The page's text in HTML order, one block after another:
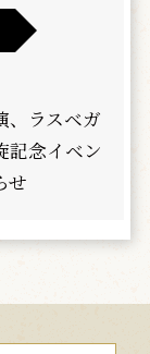
、ラスベガ
記念イベン
せ